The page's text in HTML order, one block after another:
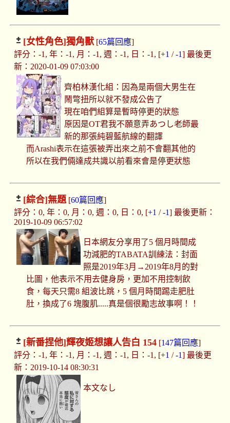
[女性角色]獨角獸[65篇回應]
評分：-1, 年：-1, 月：-1, 週：-1, 日：-1, [+1 /-1] 最後更
新：2020-01-09 07:03:00
齊柏林漢化組：因為是兩個大男生在
鬧彆扭所以就不發成公告了
現在咱們組算是暫時停更的狀態
原因是OT君我不願意弄あつし老師最
新的那張純碧藍航線的翻譯
而Arashi表示在這張被弄出來之前不會翻其他的
所以在我們倆達成共識以前看來會是停更狀態
[綜合]無題[60篇回應]
評分：0, 年：0, 月：0, 週：0, 日：0, [+1 /-1] 最後更新：
2019-10-09 06:57:02
日本網友分享用了5 個月時間成
功減肥的TABATA訓練法：封面
照是2019年3月→2019年8月的對
比圖，他表示不用去健身房，更加不用控制飲
食，每天只需8 組波比跳，5 個月時間踢走肥肚
肚，換成了6 塊腹肌.....真是個很勵志故事啊！！
[新番捏他]輝夜姬想讓人告白 154[147篇回應]
評分：-1, 年：-1, 月：-1, 週：-1, 日：-1, [+1 /-1] 最後更
新：2019-10-14 08:30:31
本文なし